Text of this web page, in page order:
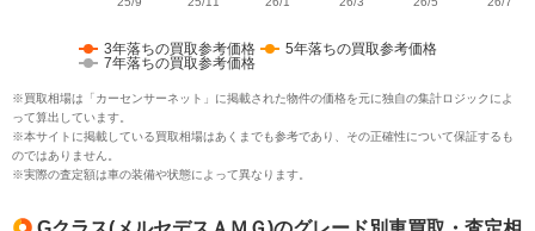
3年落ちの買取参考価格
5年落ちの買取参考価格
7年落ちの買取参考価格
※買取相場は「カーセンサーネット」に掲載された物件の価格を元に独自の集計ロジックによ
って算出しています。
※本サイトに掲載している買取相場はあくまでも参考であり、その正確性について保証するも
のではありません。
※実際の査定額は車の装備や状態によって異なります。